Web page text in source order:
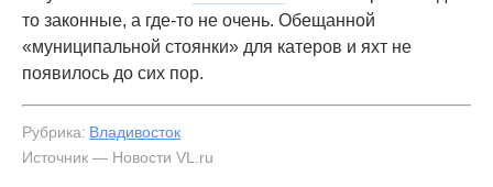
то законные, а где-то не очень. Обещанной
«муниципальной стоянки» для катеров и яхт не
появилось до сих пор.
Рубрика: Владивосток
Источник — Новости VL.ru